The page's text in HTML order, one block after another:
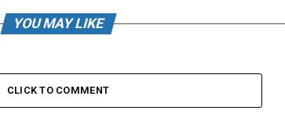
YOU MAY LIKE
CLICK TO COMMENT